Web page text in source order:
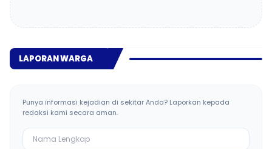
LAPORAN WARGA
Punya informasi kejadian di sekitar Anda? Laporkan kepada
redaksi kami secara aman.